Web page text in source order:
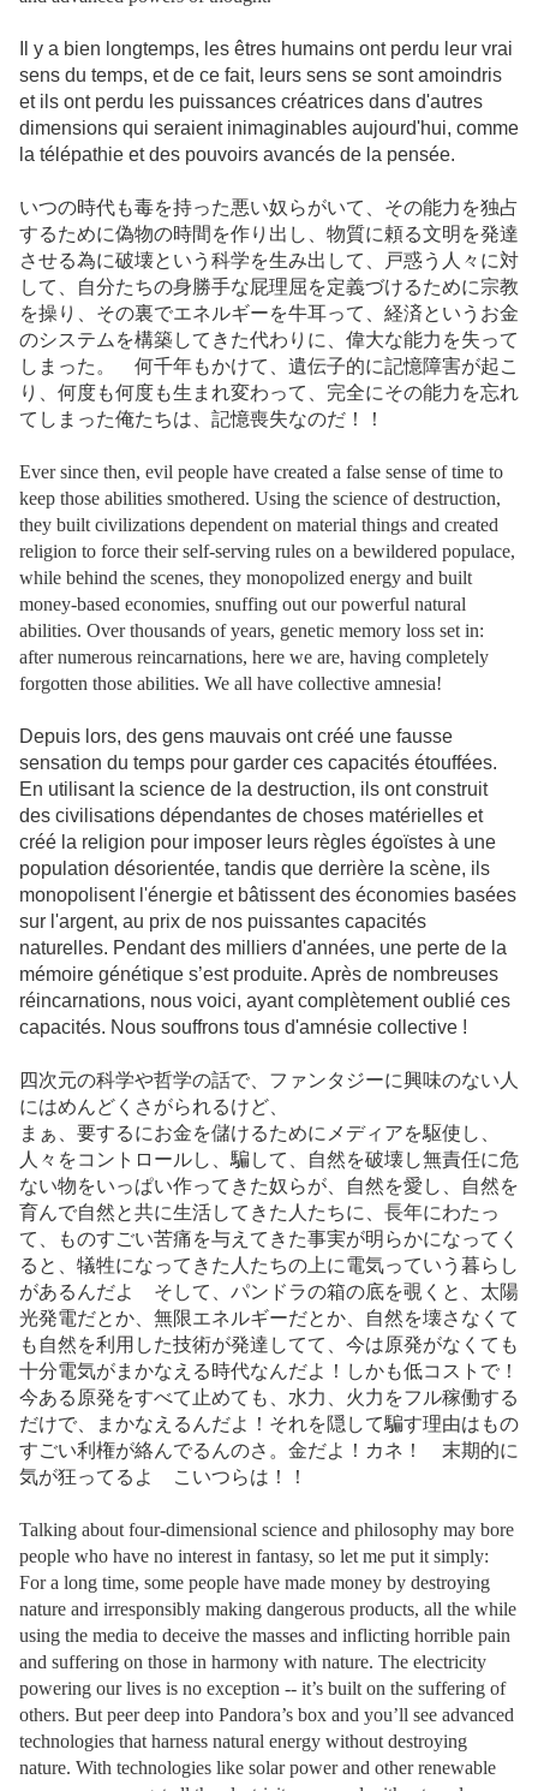
Il y a bien longtemps, les êtres humains ont perdu leur vrai
sens du temps, et de ce fait, leurs sens se sont amoindris
et ils ont perdu les puissances créatrices dans d'autres
dimensions qui seraient inimaginables aujourd'hui, comme
la télépathie et des pouvoirs avancés de la pensée.
いつの時代も毒を持った悪い奴らがいて、その能力を独占
するために偽物の時間を作り出し、物質に頼る文明を発達
させる為に破壊という科学を生み出して、戸惑う人々に対
して、自分たちの身勝手な屁理屈を定義づけるために宗教
を操り、その裏でエネルギーを牛耳って、経済というお金
のシステムを構築してきた代わりに、偉大な能力を失って
しまった。 何千年もかけて、遺伝子的に記憶障害が起こ
り、何度も何度も生まれ変わって、完全にその能力を忘れ
てしまった俺たちは、記憶喪失なのだ！！
Ever since then, evil people have created a false sense of time to
keep those abilities smothered. Using the science of destruction,
they built civilizations dependent on material things and created
religion to force their self-serving rules on a bewildered populace,
while behind the scenes, they monopolized energy and built
money-based economies, snuffing out our powerful natural
abilities. Over thousands of years, genetic memory loss set in:
after numerous reincarnations, here we are, having completely
forgotten those abilities. We all have collective amnesia!
Depuis lors, des gens mauvais ont créé une fausse
sensation du temps pour garder ces capacités étouffées.
En utilisant la science de la destruction, ils ont construit
des civilisations dépendantes de choses matérielles et
créé la religion pour imposer leurs règles égoïstes à une
population désorientée, tandis que derrière la scène, ils
monopolisent l'énergie et bâtissent des économies basées
sur l'argent, au prix de nos puissantes capacités
naturelles. Pendant des milliers d'années, une perte de la
mémoire génétique s’est produite. Après de nombreuses
réincarnations, nous voici, ayant complètement oublié ces
capacités. Nous souffrons tous d'amnésie collective !
四次元の科学や哲学の話で、ファンタジーに興味のない人
にはめんどくさがられるけど、
まぁ、要するにお金を儲けるためにメディアを駆使し、
人々をコントロールし、騙して、自然を破壊し無責任に危
ない物をいっぱい作ってきた奴らが、自然を愛し、自然を
育んで自然と共に生活してきた人たちに、長年にわたっ
て、ものすごい苦痛を与えてきた事実が明らかになってく
ると、犠牲になってきた人たちの上に電気っていう暮らし
があるんだよ そして、パンドラの箱の底を覗くと、太陽
光発電だとか、無限エネルギーだとか、自然を壊さなくて
も自然を利用した技術が発達してて、今は原発がなくても
十分電気がまかなえる時代なんだよ！しかも低コストで！
今ある原発をすべて止めても、水力、火力をフル稼働する
だけで、まかなえるんだよ！それを隠して騙す理由はもの
すごい利権が絡んでるんのさ。金だよ！カネ！ 末期的に
気が狂ってるよ こいつらは！！
Talking about four-dimensional science and philosophy may bore
people who have no interest in fantasy, so let me put it simply:
For a long time, some people have made money by destroying
nature and irresponsibly making dangerous products, all the while
using the media to deceive the masses and inflicting horrible pain
and suffering on those in harmony with nature. The electricity
powering our lives is no exception -- it’s built on the suffering of
others. But peer deep into Pandora’s box and you’ll see advanced
technologies that harness natural energy without destroying
nature. With technologies like solar power and other renewable